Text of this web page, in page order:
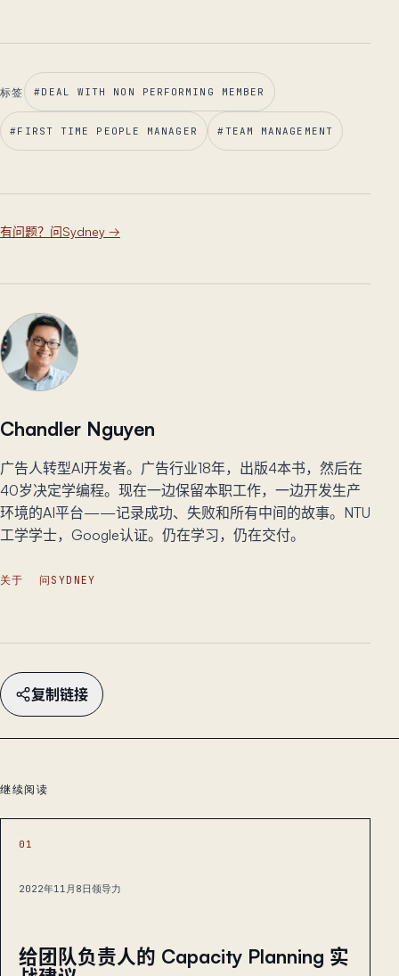
标签 #DEAL WITH NON PERFORMING MEMBER
#FIRST TIME PEOPLE MANAGER #TEAM MANAGEMENT
有问题？问Sydney →
Chandler Nguyen
广告人转型AI开发者。广告行业18年，出版4本书，然后在
40岁决定学编程。现在一边保留本职工作，一边开发生产
环境的AI平台——记录成功、失败和所有中间的故事。NTU
工学学士，Google认证。仍在学习，仍在交付。
关于 问SYDNEY
复制链接
继续阅读
01
2022年11月8日领导力
给团队负责人的 Capacity Planning 实